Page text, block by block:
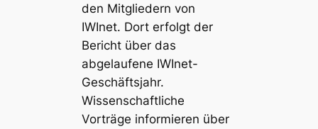
den Mitgliedern von
IWInet. Dort erfolgt der
Bericht über das
abgelaufene IWInet-
Geschäftsjahr.
Wissenschaftliche
Vorträge informieren über